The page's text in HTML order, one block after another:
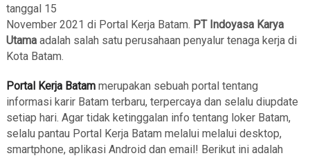
tanggal 15
November 2021 di Portal Kerja Batam. PT Indoyasa Karya
Utamaadalah salah satu perusahaan penyalur tenaga kerja di
Kota Batam.
Portal Kerja Batammerupakan sebuah portal tentang
informasi karir Batam terbaru, terpercaya dan selalu diupdate
setiap hari. Agar tidak ketinggalan info tentang loker Batam,
selalu pantau Portal Kerja Batam melalui melalui desktop,
smartphone, aplikasi Android dan email! Berikut ini adalah